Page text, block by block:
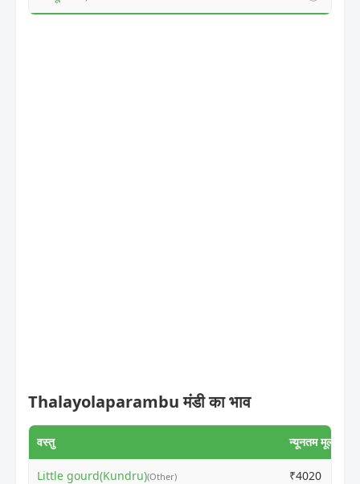
Thalayolaparambu मंडी का भाव
वस्तु न्यूनतम मूल्य
Little gourd(Kundru)(Other) ₹4020